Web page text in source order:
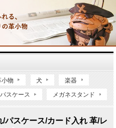
小物 犬 楽器
パスケース メガネスタンド
パスケース/カード入れ 革/レ